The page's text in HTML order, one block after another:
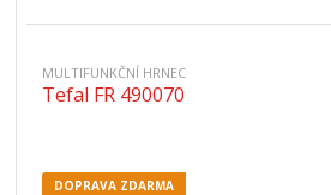
MULTIFUNKČNÍ HRNEC
Tefal FR 490070
DOPRAVA ZDARMA